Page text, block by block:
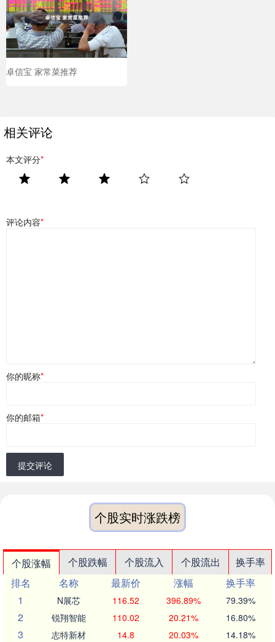
卓信宝 家常菜推荐
相关评论
本文评分*
评论内容*
你的昵称*
你的邮箱*
提交评论
个股实时涨跌榜
个股涨幅 个股跌幅 个股流入 个股流出
换手率
排名
名称 最新价 涨幅
换手率
1
N展芯 116.52 396.89% 79.39%
2 锐翔智能 110.02 20.21% 16.80%
3 志特新材 14.8 20.03% 14.18%